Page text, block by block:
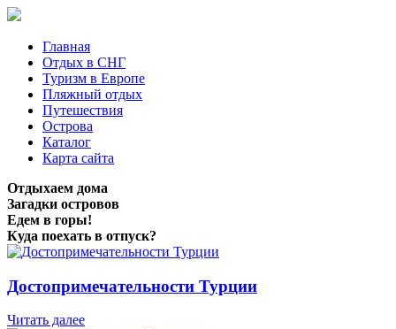
Главная
Отдых в СНГ
Туризм в Европе
Пляжный отдых
Путешествия
Острова
Каталог
Карта сайта
Отдыхаем дома
Загадки островов
Едем в горы!
Куда поехать в отпуск?
Достопримечательности Турции
Читать далее